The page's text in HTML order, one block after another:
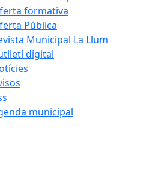
formativa
Pública
Municipal La Llum
digital
municipal